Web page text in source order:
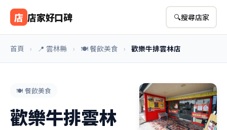
店 店家好口碑 🔍搜尋店家
首頁 › 📍 雲林縣 › 🍽️ 餐飲美食 › 歡樂牛排雲林店
🍽️ 餐飲美食
歡樂牛排雲林